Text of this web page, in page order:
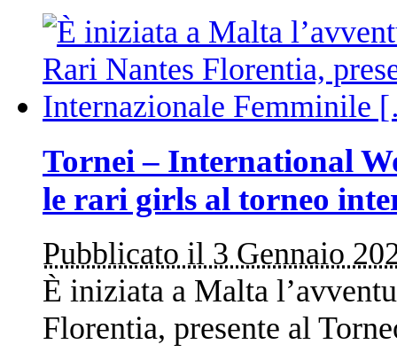
Tornei – International
le rari girls al torneo
Pubblicato il 3 Gennaio
È iniziata a Malta
Florentia, presente al